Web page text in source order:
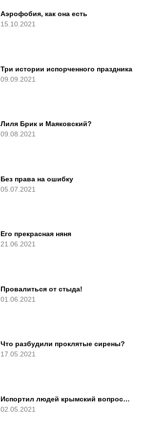
Аэрофобия, как она есть
15.10.2021
Три истории испорченного праздника
09.09.2021
Лиля Брик и Маяковский?
09.08.2021
Без права на ошибку
05.07.2021
Его прекрасная няня
21.06.2021
Провалиться от стыда!
01.06.2021
Что разбудили проклятые сирены?
17.05.2021
Испортил людей крымский вопрос…
02.05.2021